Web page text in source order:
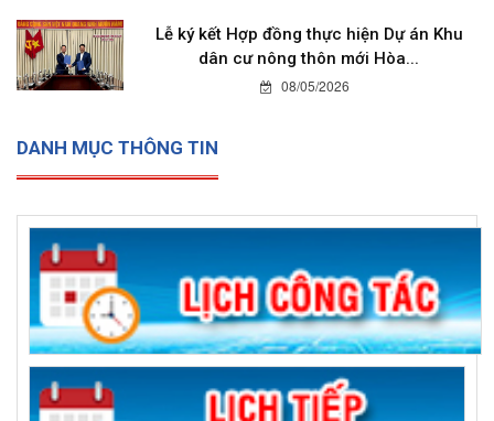
Lễ ký kết Hợp đồng thực hiện Dự án Khu
dân cư nông thôn mới Hòa...
08/05/2026
DANH MỤC THÔNG TIN